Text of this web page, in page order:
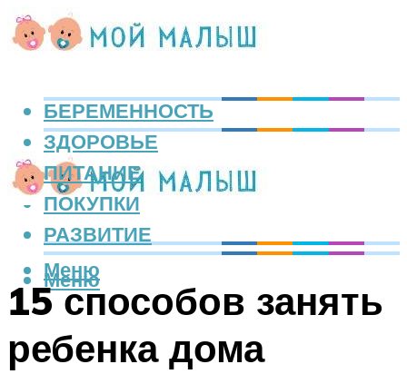
БЕРЕМЕННОСТЬ
ЗДОРОВЬЕ
ПИТАНИЕ
ПОКУПКИ
РАЗВИТИЕ
Меню
Меню
15 способов занять
ребенка дома